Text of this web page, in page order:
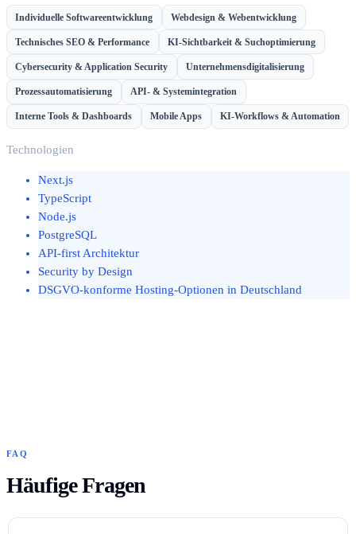
Individuelle Softwareentwicklung Webdesign & Webentwicklung
Technisches SEO & Performance KI-Sichtbarkeit & Suchoptimierung
Cybersecurity & Application Security Unternehmensdigitalisierung
Prozessautomatisierung API- & Systemintegration
Interne Tools & Dashboards Mobile Apps KI-Workflows & Automation
Technologien
Next.js
TypeScript
Node.js
PostgreSQL
API-first Architektur
Security by Design
DSGVO-konforme Hosting-Optionen in Deutschland
FAQ
Häufige Fragen